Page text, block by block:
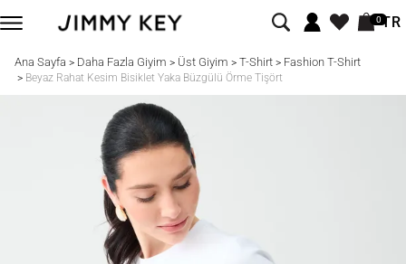
0TR
Ana Sayfa > Daha Fazla Giyim > Üst Giyim > T-Shirt> Fashion T-Shirt
> Beyaz Rahat Kesim Bisiklet Yaka Büzgülü Örme Tişört